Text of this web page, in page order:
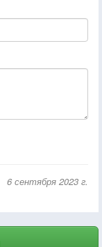
6 сентября 2023 г.